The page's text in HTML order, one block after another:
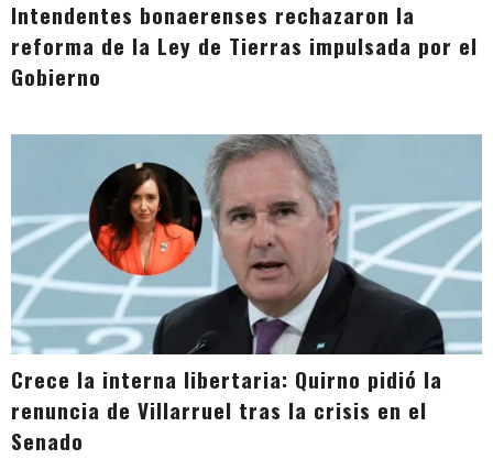
Intendentes bonaerenses rechazaron la
reforma de la Ley de Tierras impulsada por el
Gobierno
Crece la interna libertaria: Quirno pidió la
renuncia de Villarruel tras la crisis en el
Senado